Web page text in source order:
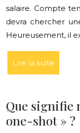
salaire. Compte
devra chercher
Heureusement, il
Lire la suite
Que signifie
one-shot » ?